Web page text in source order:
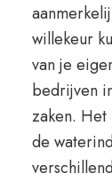
willekeur
van je
bedrijven
zaken.
de